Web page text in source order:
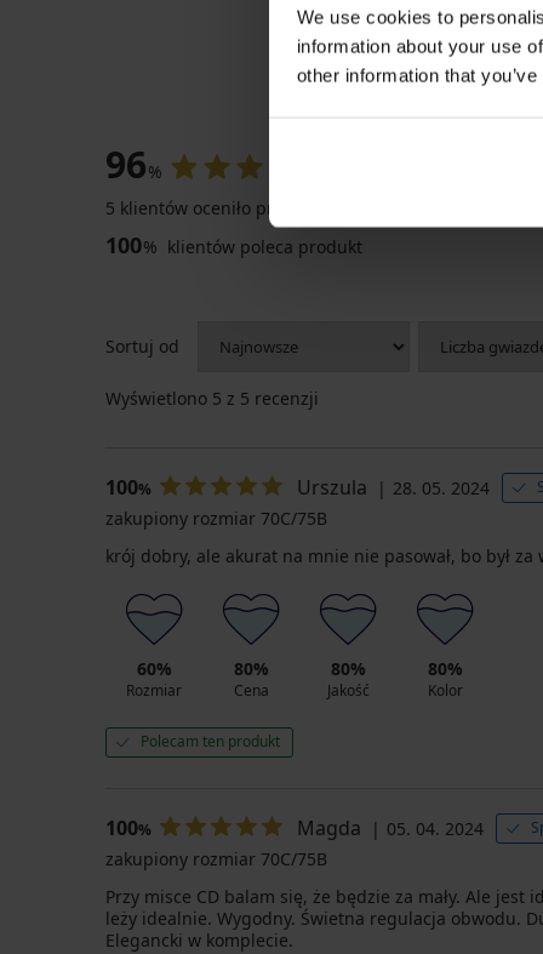
We use cookies to
information about your use
other information that
OCENA
96%
5 klientów oceniło produkt
100% klientów poleca produkt
Sortuj od
Wyświetlono 5 z 5 recenzji
100% Urszula 28. 05. 2024
zakupiony rozmiar 70C/75B
krój dobry, ale akurat na mnie nie pasował, bo był za
60%
Rozmiar
80%
Cena
80%
Jakość
80%
Kolor
Polecam ten produkt
100% Magda 05. 04. 2024
zakupiony rozmiar 70C/75B
Przy misce CD balam się, że będzie za mały. Ale
leży idealnie. Wygodny. Świetna regulacja obwodu.
Elegancki w komplecie.